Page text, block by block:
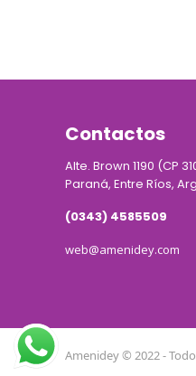
Contactos
Alte. Brown 1190 (CP
Paraná, Entre Ríos,
(0343) 4585509
web@amenidey.com
Amenidey © 2022 -